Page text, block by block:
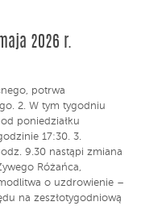
2026 r.
potrwa
2. W tym tygodniu
poniedziałku
17:30. 3.
9.30 nastąpi zmiana
Różańca,
o uzdrowienie –
na zeszłotygodniową